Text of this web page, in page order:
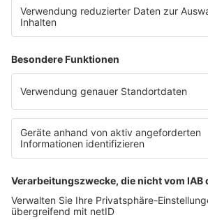
Ansprechpartner
RECHTLICHES
Impressum
Datenschutz
Datenschutzeinstellungen
Datenverarbeitung bei Gewinnspielen
Teilnahmebedingungen
Bildnachweise
KI-Leitlinie